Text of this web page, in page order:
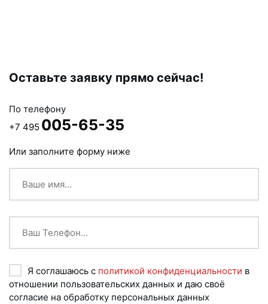
Оставьте заявку прямо сейчас!
По телефону
+7 495 005-65-35
Или заполните форму ниже
Я соглашаюсь с политикой конфиденциальности в
отношении пользовательских данных и даю своё
согласие на обработку персональных данных